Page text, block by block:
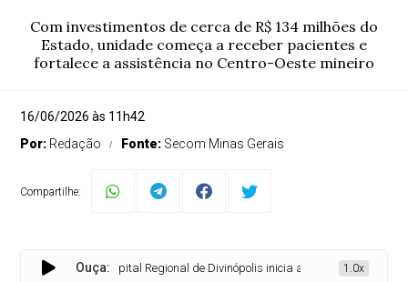
Com investimentos de cerca de R$ 134 milhões do
Estado, unidade começa a receber pacientes e
fortalece a assistência no Centro-Oeste mineiro
16/06/2026 às 11h42
Por: Redação Fonte: Secom Minas Gerais
Compartilhe:
Ouça:
Hospital Regional de Divinópolis inicia atendimentos após
1.0x